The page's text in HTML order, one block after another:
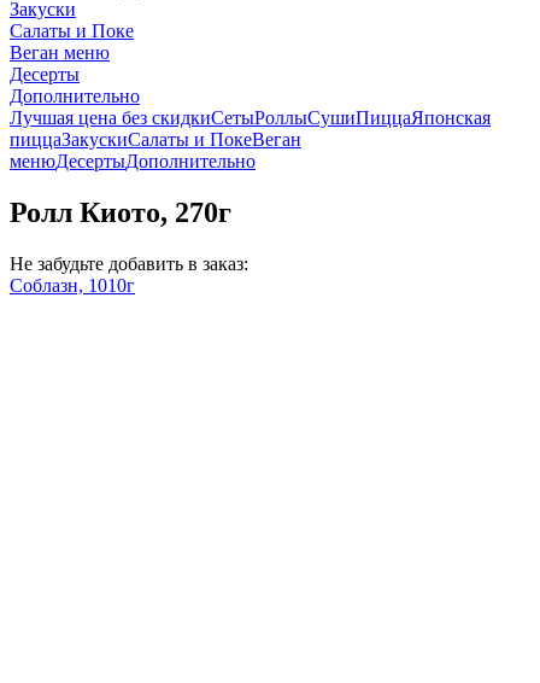
Закуски
Салаты и Поке
Веган меню
Десерты
Дополнительно
Лучшая цена без скидкиСетыРоллыСушиПиццаЯпонская
пиццаЗакускиСалаты и ПокеВеган
менюДесертыДополнительно
Ролл Киото, 270г
Не забудьте добавить в заказ:
Соблазн, 1010г